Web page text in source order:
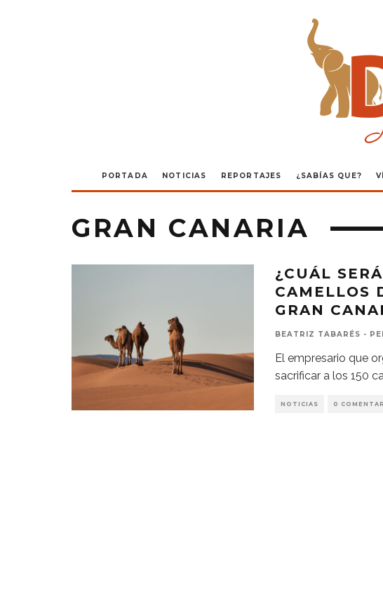
PORTADA NOTICIAS REPORTAJES ¿SABÍAS QUE?
GRAN CANARIA
¿CUÁL
CAMELLOS
GRAN
BEATRIZ TABARÉS -
El empresario que
sacrificar a los 150
NOTICIAS 0